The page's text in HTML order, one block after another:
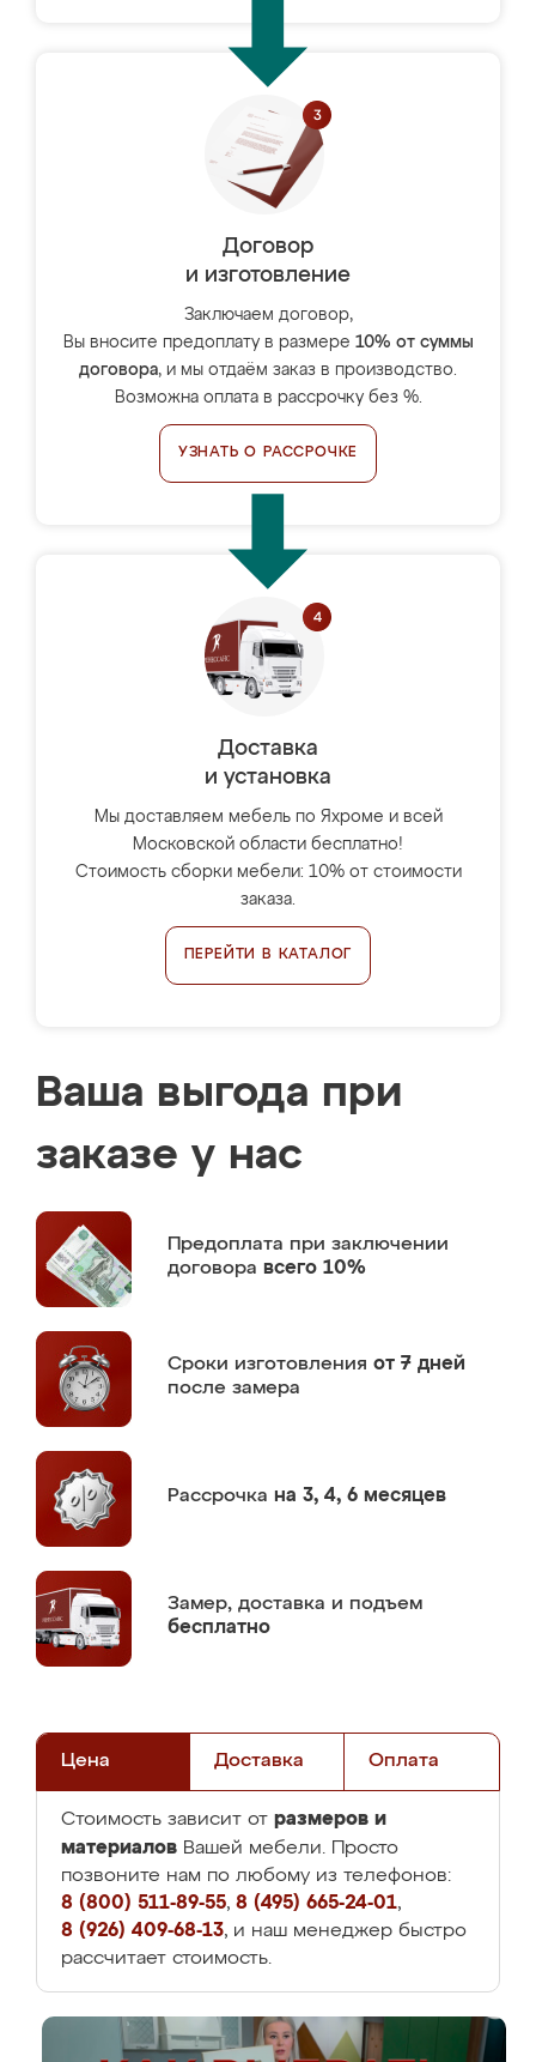
Договор
и изготовление
Заключаем договор,
Вы вносите предоплату в размере 10% от суммы
договора, и мы отдаём заказ в производство.
Возможна оплата в рассрочку без %.
УЗНАТЬ О РАССРОЧКЕ
Доставка
и установка
Мы доставляем мебель по Яхроме и всей
Московской области бесплатно!
Стоимость сборки мебели: 10% от стоимости
заказа.
ПЕРЕЙТИ В КАТАЛОГ
Ваша выгода при
заказе у нас
Предоплата при заключении
договора всего 10%
Сроки изготовления от 7 дней
после замера
Рассрочка на 3, 4, 6 месяцев
Замер, доставка и подъем
бесплатно
Цена Доставка Оплата
Стоимость зависит от размеров и
материалов Вашей мебели. Просто
позвоните нам по любому из телефонов:
8 (800) 511-89-55, 8 (495) 665-24-01,
8 (926) 409-68-13, и наш менеджер быстро
рассчитает стоимость.